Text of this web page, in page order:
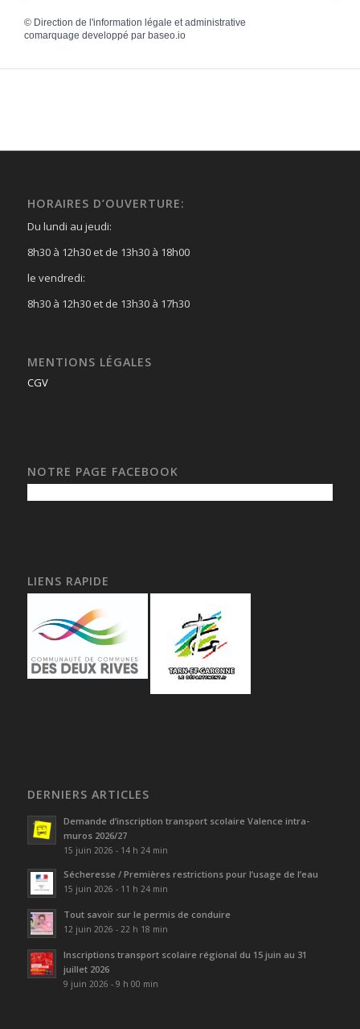
© Direction de l'information légale et administrative
comarquage developpé par baseo.io
HORAIRES D’OUVERTURE:
Du lundi au jeudi:
8h30 à 12h30 et de 13h30 à 18h00
le vendredi:
8h30 à 12h30 et de 13h30 à 17h30
MENTIONS LÉGALES
CGV
NOTRE PAGE FACEBOOK
LIENS RAPIDE
DERNIERS ARTICLES
Demande d’inscription transport scolaire Valence intra-
muros 2026/27
15 juin 2026 - 14 h 24 min
Sécheresse / Premières restrictions pour l’usage de l’eau
15 juin 2026 - 11 h 24 min
Tout savoir sur le permis de conduire
12 juin 2026 - 22 h 18 min
Inscriptions transport scolaire régional du 15 juin au 31
juillet 2026
9 juin 2026 - 9 h 00 min